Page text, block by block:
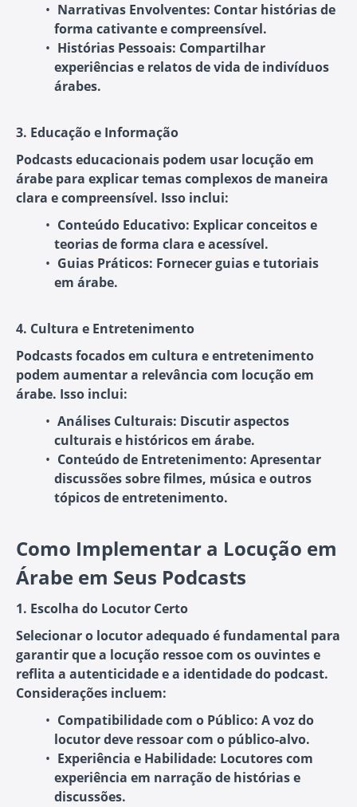
Narrativas Envolventes: Contar histórias de
forma cativante e compreensível.
Histórias Pessoais: Compartilhar
experiências e relatos de vida de indivíduos
árabes.
3. Educação e Informação
Podcasts educacionais podem usar locução em
árabe para explicar temas complexos de maneira
clara e compreensível. Isso inclui:
Conteúdo Educativo: Explicar conceitos e
teorias de forma clara e acessível.
Guias Práticos: Fornecer guias e tutoriais
em árabe.
4. Cultura e Entretenimento
Podcasts focados em cultura e entretenimento
podem aumentar a relevância com locução em
árabe. Isso inclui:
Análises Culturais: Discutir aspectos
culturais e históricos em árabe.
Conteúdo de Entretenimento: Apresentar
discussões sobre filmes, música e outros
tópicos de entretenimento.
Como Implementar a Locução em
Árabe em Seus Podcasts
1. Escolha do Locutor Certo
Selecionar o locutor adequado é fundamental para
garantir que a locução ressoe com os ouvintes e
reflita a autenticidade e a identidade do podcast.
Considerações incluem:
Compatibilidade com o Público: A voz do
locutor deve ressoar com o público-alvo.
Experiência e Habilidade: Locutores com
experiência em narração de histórias e
discussões.